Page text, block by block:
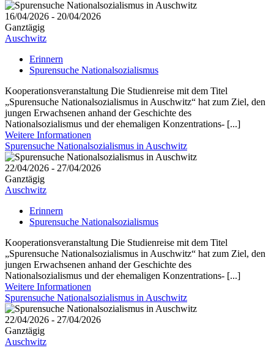
16/04/2026 - 20/04/2026
Ganztägig
Auschwitz
Erinnern
Spurensuche Nationalsozialismus
Kooperationsveranstaltung Die Studienreise mit dem Titel
„Spurensuche Nationalsozialismus in Auschwitz“ hat zum Ziel, den
jungen Erwachsenen anhand der Geschichte des
Nationalsozialismus und der ehemaligen Konzentrations- [...]
Weitere Informationen
Spurensuche Nationalsozialismus in Auschwitz
22/04/2026 - 27/04/2026
Ganztägig
Auschwitz
Erinnern
Spurensuche Nationalsozialismus
Kooperationsveranstaltung Die Studienreise mit dem Titel
„Spurensuche Nationalsozialismus in Auschwitz“ hat zum Ziel, den
jungen Erwachsenen anhand der Geschichte des
Nationalsozialismus und der ehemaligen Konzentrations- [...]
Weitere Informationen
Spurensuche Nationalsozialismus in Auschwitz
22/04/2026 - 27/04/2026
Ganztägig
Auschwitz